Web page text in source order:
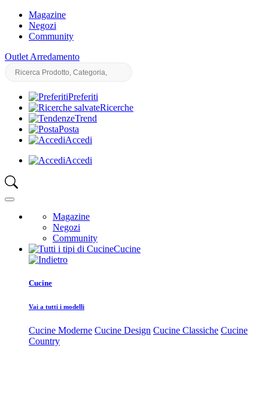
Magazine
Negozi
Community
Outlet Arredamento
Preferiti
Ricerche
Trend
Posta
Accedi
Accedi
Magazine
Negozi
Community
Cucine
Cucine
Vai a tutti i modelli
Cucine Moderne Cucine Design Cucine Classiche Cucine
Country